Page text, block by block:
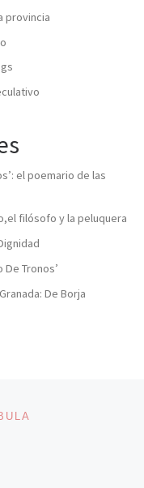
provincia
el poemario de las
filósofo y la peluquera
Tronos’
De Borja